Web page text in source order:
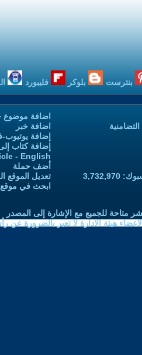
بنترست بلوكر فليبورد
اضافة موضوع
اضافة خبر
إضافة
إضافة كتاب
- English
أضف حملة
تعديل الموقع
ابحث في موقع
متاحة للجميع مع الإشارة إلى المصدر
هيئة الادارة لا تعبر بالضرورة عن